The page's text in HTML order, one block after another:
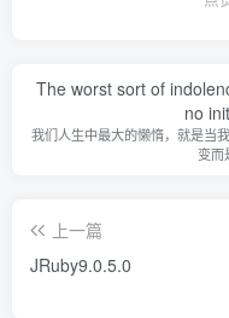
The worst sort of
no
我们人生中最大的懒惰，就是当
变而
上一篇
JRuby9.0.5.0